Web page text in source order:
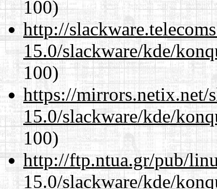
100)
http://
15.0/slackware/kde/
100)
https://mirrors.netix.net/
15.0/slackware/kde/
100)
http://ftp.ntua.gr/pub/
15.0/slackware/kde/